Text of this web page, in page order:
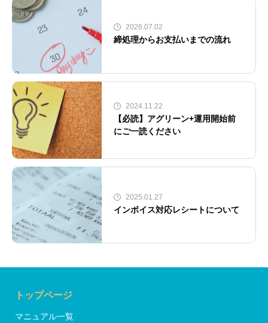
2026.07.02
締処理からお支払いまでの流れ
2024.11.22
【必読】アグリーン+運用開始前
にご一読ください
2025.01.27
インボイス対応レシートについて
トップページ
マニュアル一覧